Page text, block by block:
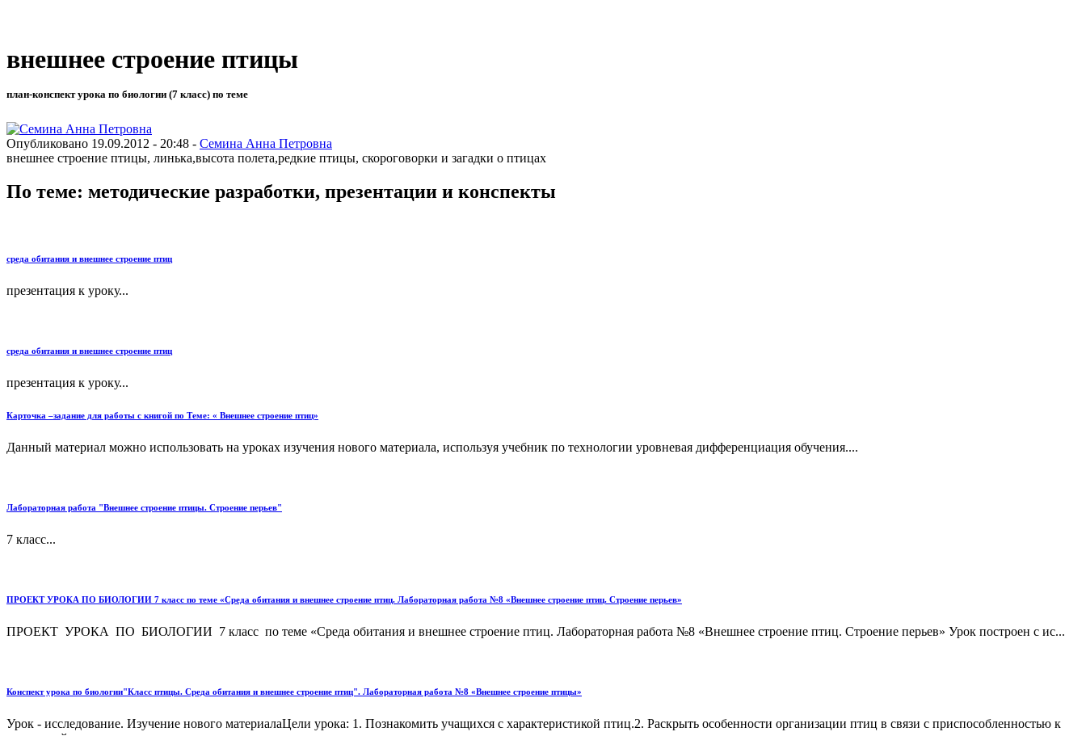
внешнее строение птицы
план-конспект урока по биологии (7 класс) по теме
Опубликовано 19.09.2012 - 20:48 - Семина Анна Петровна
внешнее строение птицы, линька,высота полета,редкие птицы, скороговорки и загадки о птицах
По теме: методические разработки, презентации и конспекты
среда обитания и внешнее строение птиц
презентация к уроку...
среда обитания и внешнее строение птиц
презентация к уроку...
Карточка –задание для работы с книгой по Теме: « Внешнее строение птиц»
Данный материал можно использовать на уроках изучения нового материала, используя учебник по технологии уровневая дифференциация обучения....
Лабораторная работа "Внешнее строение птицы. Строение перьев"
7 класс...
ПРОЕКТ УРОКА ПО БИОЛОГИИ 7 класс по теме «Среда обитания и внешнее строение птиц. Лабораторная работа №8 «Внешнее строение птиц. Строение перьев»
ПРОЕКТ УРОКА ПО БИОЛОГИИ 7 класс по теме «Среда обитания и внешнее строение птиц. Лабораторная работа №8 «Внешнее строение птиц. Строение перьев» Урок построен с ис...
Конспект урока по биологии"Класс птицы. Среда обитания и внешнее строение птиц". Лабораторная работа №8 «Внешнее строение птицы»
Урок - исследование. Изучение нового материалаЦели урока: 1. Познакомить учащихся с характеристикой птиц.2. Раскрыть особенности организации птиц в связи с приспособленностью к